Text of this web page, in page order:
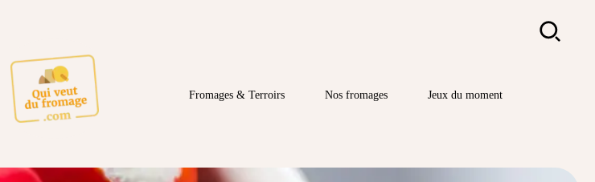
Rechercher
Fromages & Terroirs Nos fromages Jeux du moment